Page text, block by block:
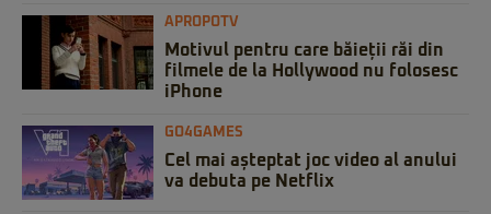
APROPOTV
Motivul pentru care băieții răi din
filmele de la Hollywood nu folosesc
iPhone
GO4GAMES
Cel mai așteptat joc video al anului
va debuta pe Netflix